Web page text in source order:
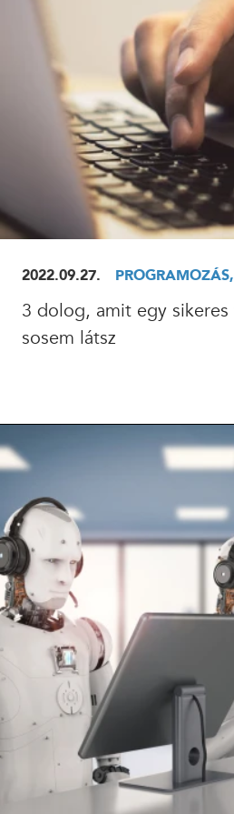
2022.09.27.
3 dolog, amit egy
sosem látsz
ELOLVASOM